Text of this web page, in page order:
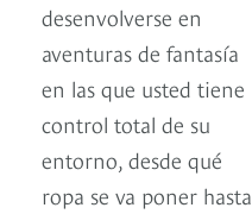
desenvolverse en
aventuras de fantasía
en las que usted tiene
control total de su
entorno, desde qué
ropa se va poner hasta